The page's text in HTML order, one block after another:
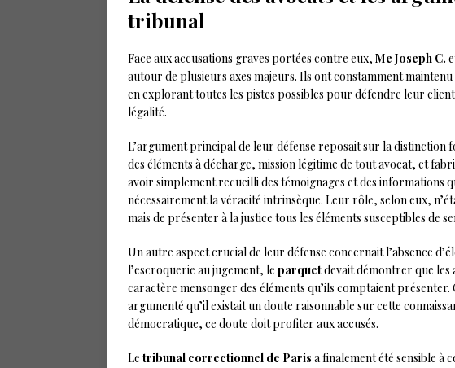
tribunal
Face aux accusations graves portées contre eux, Me Joseph C.
autour de plusieurs axes majeurs. Ils ont constamment maintenu
en explorant toutes les pistes possibles pour défendre leur
légalité.
L’argument principal de leur défense reposait sur la
des éléments à décharge, mission légitime de tout avocat, et
avoir simplement recueilli des témoignages et des informations
nécessairement la véracité intrinsèque. Leur rôle, selon eux,
mais de présenter à la justice tous les éléments susceptibles de
Un autre aspect crucial de leur défense concernait l’absence
l’escroquerie au jugement, le parquetdevait démontrer que les
caractère mensonger des éléments qu’ils comptaient
argumenté qu’il existait un doute raisonnable sur cette
démocratique, ce doute doit profiter aux accusés.
Le tribunal correctionnel de Paris a finalement été sensible à